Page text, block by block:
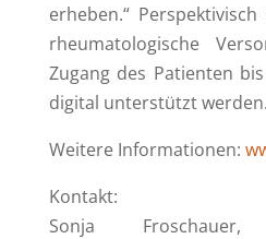
erheben.“
rheumatologische
Zugang des Patienten
digital unterstützt werden.
Weitere Informationen:
Kontakt:
Sonja Froschauer,